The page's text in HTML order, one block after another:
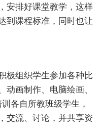
安排好课堂教学，这样
到课程标准，同时也让
极组织学生参加各种比
动画制作、电脑绘画、
各自所教班级学生，
交流、讨论，并共享资